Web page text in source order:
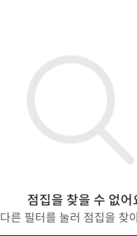
점집을 찾을 수 없어
다른 필터를 눌러 점집을 찾